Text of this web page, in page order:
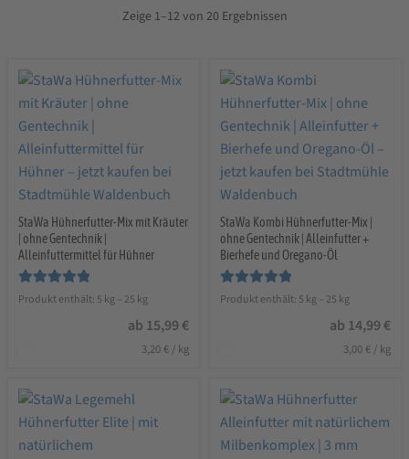
Zeige 1–12 von 20 Ergebnissen
StaWa Hühnerfutter-Mix mit Kräuter
| ohne Gentechnik |
Alleinfuttermittel für Hühner
Bewertet mit
Produkt enthält: 5 kg – 25 kg
ab 15,99 €
3,20 € / kg
StaWa Kombi Hühnerfutter-Mix |
ohne Gentechnik | Alleinfutter +
Bierhefe und Oregano-Öl
Bewertet mit
Produkt enthält: 5 kg– 25 kg
ab 14,99 €
3,00 €/ kg